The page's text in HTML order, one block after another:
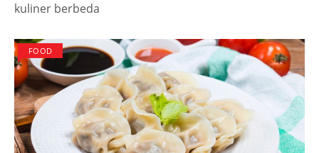
kuliner berbeda
FOOD